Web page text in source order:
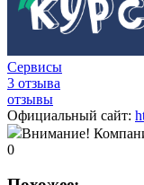
Сервисы
3 отзыва
отзывы
Официальный сайт:
Внимание!
0